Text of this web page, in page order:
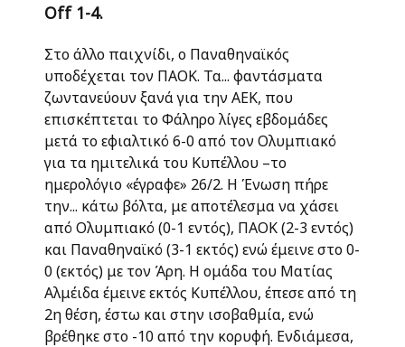
Off 1-4.
Στο άλλο παιχνίδι, ο Παναθηναϊκός
υποδέχεται τον ΠΑΟΚ. Τα... φαντάσματα
ζωντανεύουν ξανά για την ΑΕΚ, που
επισκέπτεται το Φάληρο λίγες εβδομάδες
μετά το εφιαλτικό 6-0 από τον Ολυμπιακό
για τα ημιτελικά του Κυπέλλου –το
ημερολόγιο «έγραφε» 26/2. Η Ένωση πήρε
την... κάτω βόλτα, με αποτέλεσμα να χάσει
από Ολυμπιακό (0-1 εντός), ΠΑΟΚ (2-3 εντός)
και Παναθηναϊκό (3-1 εκτός) ενώ έμεινε στο 0-
0 (εκτός) με τον Άρη. Η ομάδα του Ματίας
Αλμέιδα έμεινε εκτός Κυπέλλου, έπεσε από τη
2η θέση, έστω και στην ισοβαθμία, ενώ
βρέθηκε στο -10 από την κορυφή. Ενδιάμεσα,